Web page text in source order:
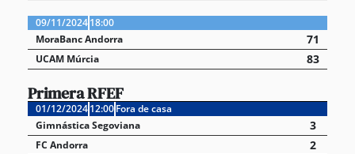
09/11/202418:00
MoraBanc Andorra
71
UCAM Múrcia 83
Primera RFEF
01/12/202412:00Fora de casa
Gimnástica Segoviana
3
FC Andorra 2